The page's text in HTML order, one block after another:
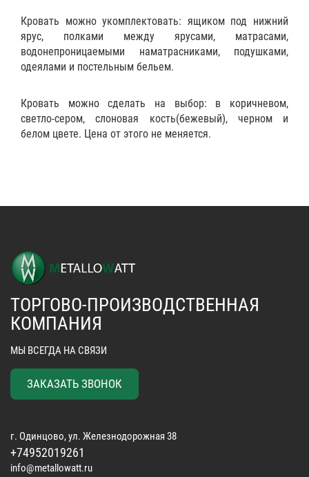
Кровать можно укомплектовать: ящикомпод нижний
ярус, полками между ярусами, матрасами,
водонепроницаемыми наматрасниками, подушками,
одеялами и постельным бельем.
Кровать можно сделать на выбор: в коричневом,
светло-сером, слоновая кость(бежевый), черном и
белом цвете. Цена от этого не меняется.
ТОРГОВО-ПРОИЗВОДСТВЕННАЯ
КОМПАНИЯ
МЫ ВСЕГДА НА СВЯЗИ
ЗАКАЗАТЬ ЗВОНОК
г. Одинцово, ул. Железнодорожная 38
+74952019261
info@metallowatt.ru